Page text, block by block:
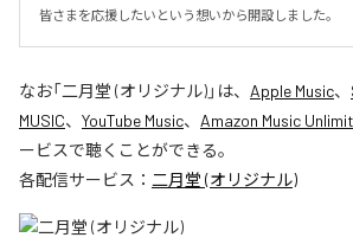
皆さまを応援したいという想いから開設しました。
なお「二月堂 (オリジナル)」は、 Apple Music、
MUSIC、 YouTube Music、 Amazon Music
ービスで聴くことができる。
各配信サービス： 二月堂 (オリジナル)